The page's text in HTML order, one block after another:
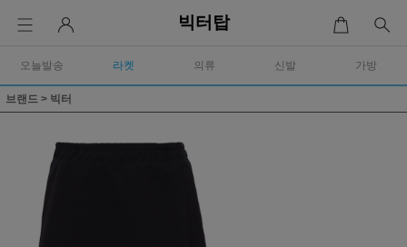
빅터탑
오늘발송 라켓 의류 신발 가방
브랜드 > 빅터